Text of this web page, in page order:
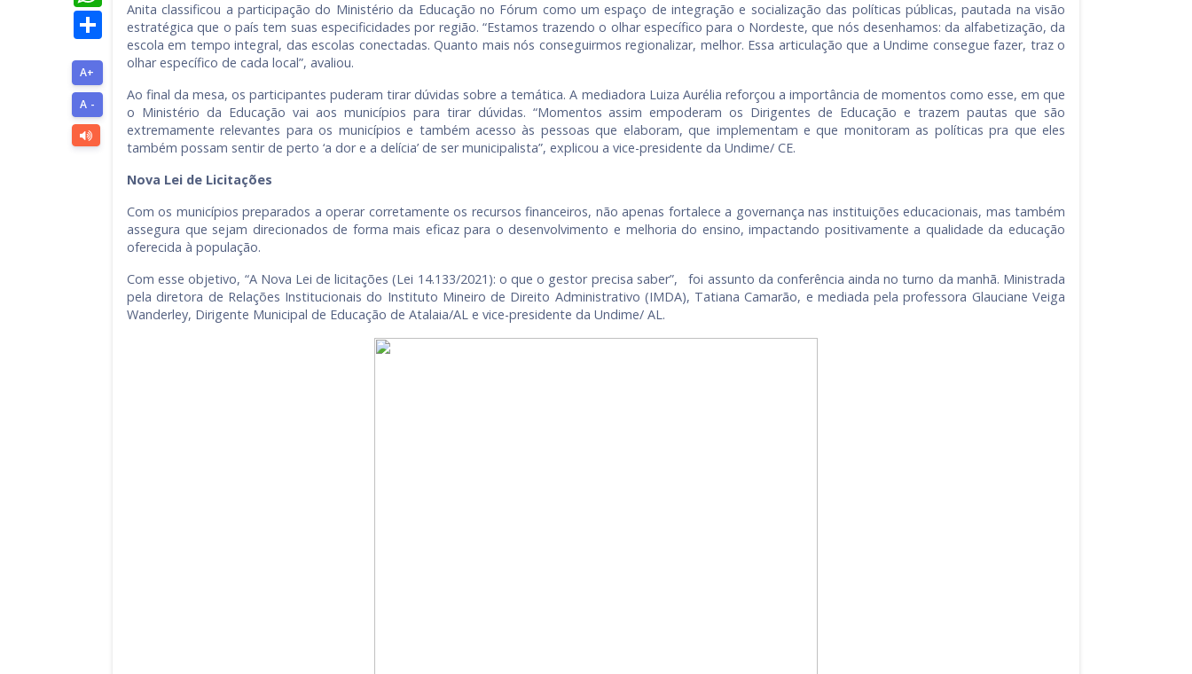
Anita classificou a participação do Ministério da Educação no Fórum como um espaço de integração e socialização das políticas públicas, pautada na visão
estratégica que o país tem suas especificidades por região. “Estamos trazendo o olhar específico para o Nordeste, que nós desenhamos: da alfabetização, da
escola em tempo integral, das escolas conectadas. Quanto mais nós conseguirmos regionalizar, melhor. Essa articulação que a Undime consegue fazer, traz o
olhar específico de cada local”, avaliou.
Ao final da mesa, os participantes puderam tirar dúvidas sobre a temática. A mediadora Luiza Aurélia reforçou a importância de momentos como esse, em que
o Ministério da Educação vai aos municípios para tirar dúvidas. “Momentos assim empoderam os Dirigentes de Educação e trazem pautas que são
extremamente relevantes para os municípios e também acesso às pessoas que elaboram, que implementam e que monitoram as políticas pra que eles
também possam sentir de perto ‘a dor e a delícia’ de ser municipalista”, explicou a vice-presidente da Undime/ CE.
Nova Lei de Licitações
Com os municípios preparados a operar corretamente os recursos financeiros, não apenas fortalece a governança nas instituições educacionais, mas também
assegura que sejam direcionados de forma mais eficaz para o desenvolvimento e melhoria do ensino, impactando positivamente a qualidade da educação
oferecida à população.
Com esse objetivo, “A Nova Lei de licitações (Lei 14.133/2021): o que o gestor precisa saber”, foi assunto da conferência ainda no turno da manhã. Ministrada
pela diretora de Relações Institucionais do Instituto Mineiro de Direito Administrativo (IMDA), Tatiana Camarão, e mediada pela professora Glauciane Veiga
Wanderley, Dirigente Municipal de Educação de Atalaia/AL e vice-presidente da Undime/ AL.
Share
A+
A -